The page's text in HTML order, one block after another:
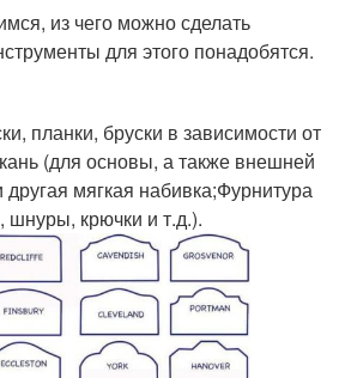
из чего можно сделать
для этого понадобятся.
планки, бруски в зависимости от
(для основы, а также внешней
мягкая набивка;Фурнитура
шнуры, крючки и т.д.).